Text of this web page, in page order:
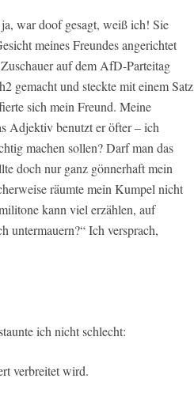
war doof gesagt, weiß ich! Sie
meines Freundes angerichtet
auf dem AfD-Parteitag
gemacht und steckte mit einem Satz
sich mein Freund. Meine
Adjektiv benutzt er öfter – ich
machen sollen? Darf man das
doch nur ganz gönnerhaft mein
räumte mein Kumpel nicht
kann viel erzählen, auf
untermauern?“ Ich versprach,
ich nicht schlecht:
verbreitet wird.